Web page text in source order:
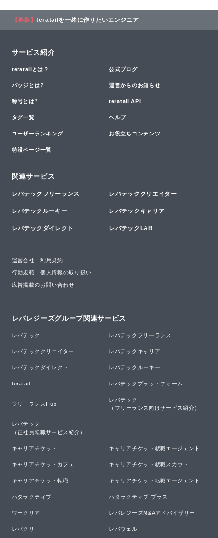
【募集】 teratailを一緒に作りたいエンジニア
サービス紹介
teratailとは？ 公式ブログ
バッジとは? 運営からのお知らせ
称号とは? teratail API
タグ一覧 ヘルプ
ユーザーランキング お役立ちコンテンツ
特設ページ一覧
関連サービス
レバテックフリーランス レバテッククリエイター
レバテックルーキー レバテックキャリア
レバテックダイレクト レバテックLAB
運営会社 利用規約
行動規範 個人情報の取り扱い
広告掲載のお問い合わせ
レバレジーズグループ関連サービス
レバテック レバテックフリーランス
レバテッククリエイター レバテックキャリア
レバテックダイレクト レバテックルーキー
teratail レバテックプラットフォーム
フリーランスHub
レバテック
（フリーランス向けサービス紹介）
レバテック
（正社員転職サービス紹介）
キャリアチケット キャリアチケット就職エージェント
キャリアチケットカフェ キャリアチケット就職スカウト
キャリアチケット転職 キャリアチケット転職エージェント
ハタラクティブ ハタラクティブ プラス
ワークリア レバレジーズM&Aアドバイザリー
レバクリ レバウェル